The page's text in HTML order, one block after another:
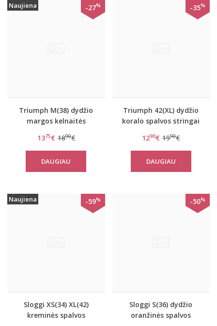
Naujiena -27%
Triumph M(38) dydžio
margos kelnaitės
1375€ 1890€
DAUGIAU
-35%
Triumph 42(XL) dydžio
koralo spalvos stringai
string
1290€ 1990€
DAUGIAU
Naujiena -59%
Sloggi XS(34) XL(42)
kreminės spalvos
-50%
Sloggi S(36) dydžio
oranžinės spalvos